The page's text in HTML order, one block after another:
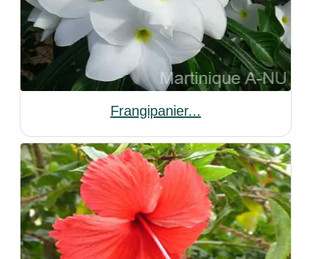
Frangipanier...